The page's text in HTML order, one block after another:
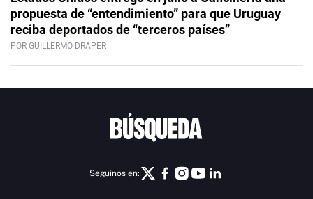
propuesta de “entendimiento” para que Uruguay
reciba deportados de “terceros países”
POR GUILLERMO DRAPER
Seguinos en: